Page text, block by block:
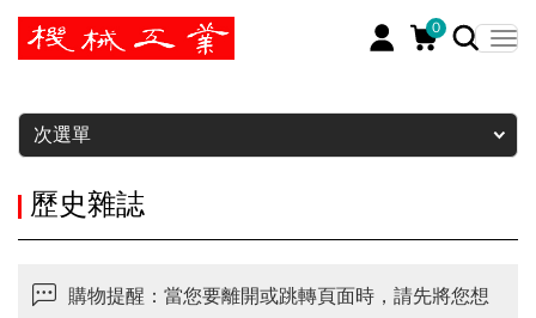
0
暫停
次選單
歷史雜誌
購物提醒：當您要離開或跳轉頁面時，請先將您想